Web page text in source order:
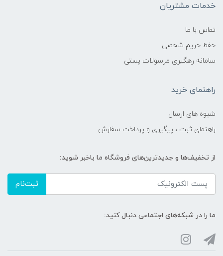
خدمات مشتریان
تماس با ما
حفظ حریم شخصی
سامانه رهگیری مرسولات پستی
راهنمای خرید
شیوه های ارسال
راهنمای ثبت ، پیگیری و پرداخت سفارش
از تخفیف‌ها و جدیدترین‌های فروشگاه ما باخبر شوید:
ثبت‌نام
ما را در شبکه‌های اجتماعی دنبال کنید: